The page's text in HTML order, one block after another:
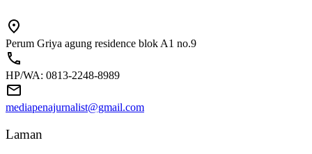
Perum Griya agung residence blok A1 no.9
HP/WA: 0813-2248-8989
mediapenajurnalist@gmail.com
Laman